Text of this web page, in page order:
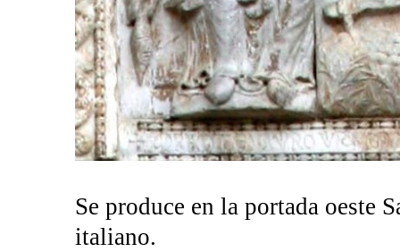
Se produce en la portada oeste
italiano.